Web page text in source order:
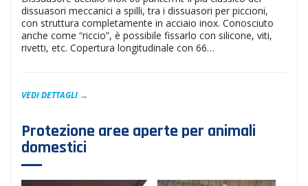
dissuasori meccanici a spilli, tra i dissuasori per piccioni,
con struttura completamente in acciaio inox. Conosciuto
anche come “riccio”, è possibile fissarlo con silicone, viti,
rivetti, etc. Copertura longitudinale con 66…
VEDI DETTAGLI →
Protezione aree aperte per animali
domestici